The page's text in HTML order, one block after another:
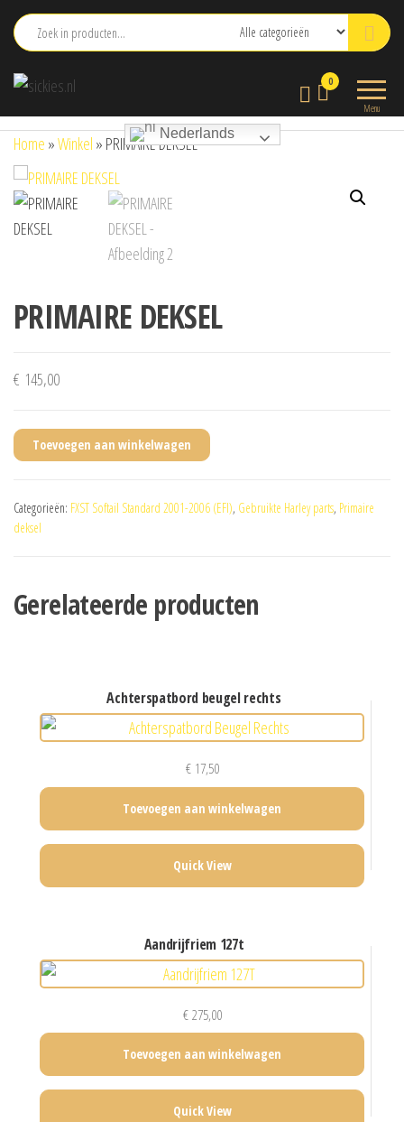
naar
inhoud
Menu
0
Nederlands
Home »Winkel » PRIMAIRE DEKSEL
PRIMAIRE DEKSEL
€ 145,00
Toevoegen aan winkelwagen
Categorieën: FXST Softail Standard 2001-2006 (EFI), Gebruikte Harley parts, Primaire
deksel
Gerelateerde producten
achterspatbord beugel rechts
€17,50
Toevoegen aan winkelwagen
Quick View
aandrijfriem 127t
€275,00
Toevoegen aan winkelwagen
Quick View